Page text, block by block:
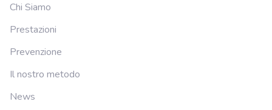
Chi Siamo
Prestazioni
Prevenzione
Il nostro metodo
News